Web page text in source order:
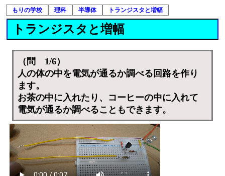
もりの学校 理科 半導体 トランジスタと増幅
トランジスタと増幅
（問 1/6）
人の体の中を電気が通るか調べる回路を作り
ます。
お茶の中に入れたり、コーヒーの中に入れて
電気が通るか調べることもできます。